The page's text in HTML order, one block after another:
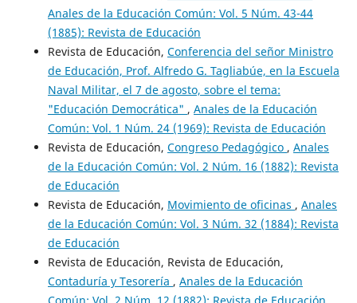
Anales de la Educación Común: Vol. 5 Núm. 43-44
(1885): Revista de Educación
Revista de Educación, Conferencia del señor Ministro
de Educación, Prof. Alfredo G. Tagliabúe, en la Escuela
Naval Militar, el 7 de agosto, sobre el tema:
"Educación Democrática" , Anales de la Educación
Común: Vol. 1 Núm. 24 (1969): Revista de Educación
Revista de Educación, Congreso Pedagógico , Anales
de la Educación Común: Vol. 2 Núm. 16 (1882): Revista
de Educación
Revista de Educación, Movimiento de oficinas , Anales
de la Educación Común: Vol. 3 Núm. 32 (1884): Revista
de Educación
Revista de Educación, Revista de Educación,
Contaduría y Tesorería , Anales de la Educación
Común: Vol. 2 Núm. 12 (1882): Revista de Educación